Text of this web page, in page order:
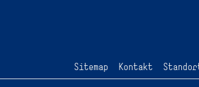
Sitemap Kontakt